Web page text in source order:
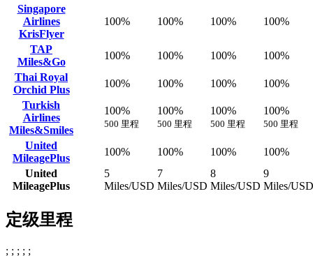
Singapore
Airlines
KrisFlyer
100% 100% 100% 100%
TAP
Miles&Go
100% 100% 100%
100%
Thai Royal
Orchid Plus
100% 100% 100%
100%
Turkish
Airlines
Miles&Smiles
100%
500 里程
100%
500 里程
100%
500 里程
100%
500 里程
United
MileagePlus
100% 100% 100%
100%
United
MileagePlus
5
Miles/USD
7
Miles/USD
8
Miles/USD
9
Miles/USD
定级里程
; ; ; ; ;